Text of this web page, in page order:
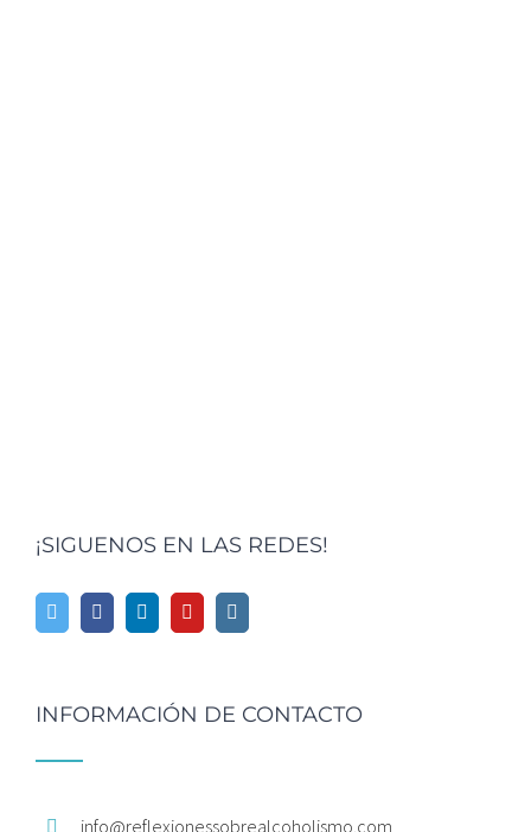
¡SIGUENOS EN LAS REDES!
INFORMACIÓN DE CONTACTO
info@reflexionessobrealcoholismo.com